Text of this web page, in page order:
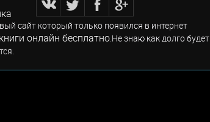
сайт который только появился в интернет
онлайн бесплатно.Не знаю как долго будет